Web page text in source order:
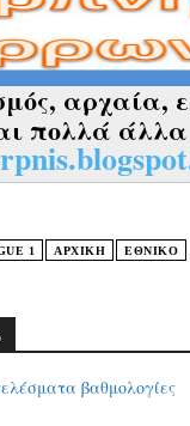
βαθμολογίες
αρχαία,
πολλά
1 ΑΡΧΙΚΗ ΕΘΝΙΚΟ